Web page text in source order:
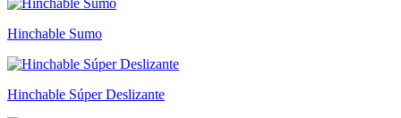
Hinchable Sumo
Hinchable Súper Deslizante